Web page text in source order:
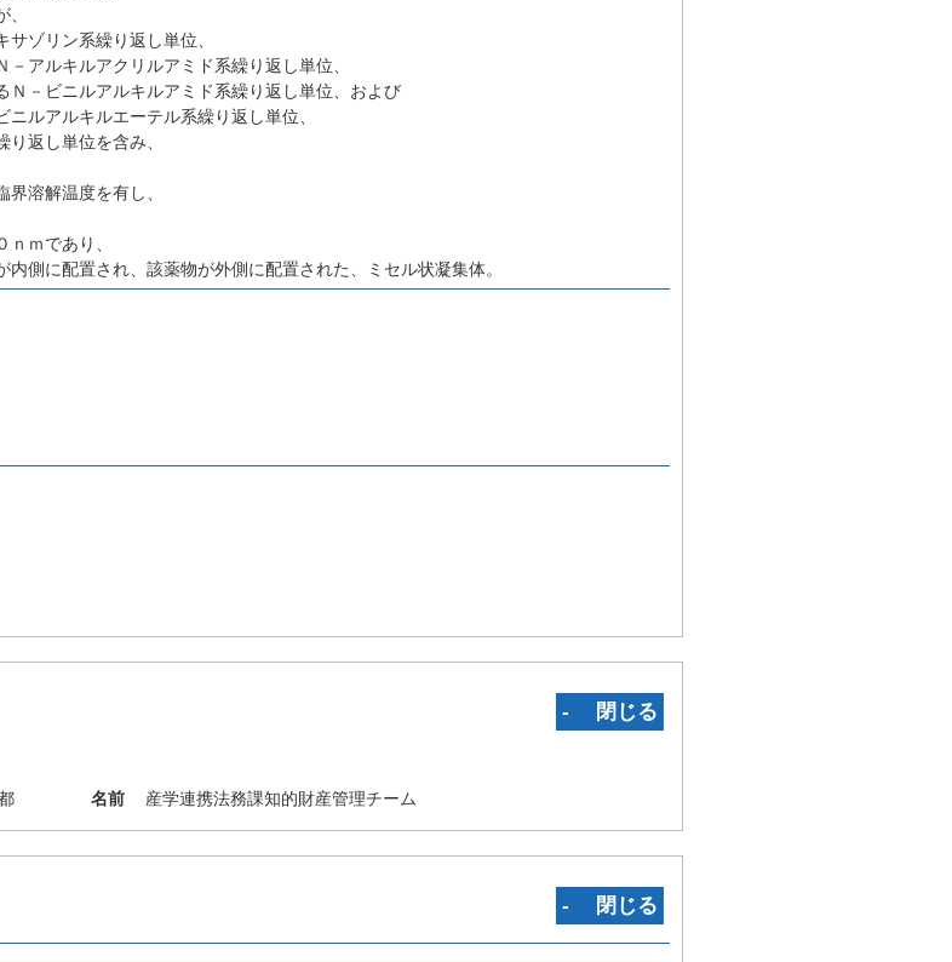
サゾリン系繰り返し単位、
－アルキルアクリルアミド系繰り返し単位、
Ｎ－ビニルアルキルアミド系繰り返し単位、および
ニルアルキルエーテル系繰り返し単位、
返し単位を含み、
溶解温度を有し、
ｍであり、
側に配置され、該薬物が外側に配置された、ミセル状凝集体。
‐ 閉じる
名前 産学連携法務課知的財産管理チーム
‐ 閉じる